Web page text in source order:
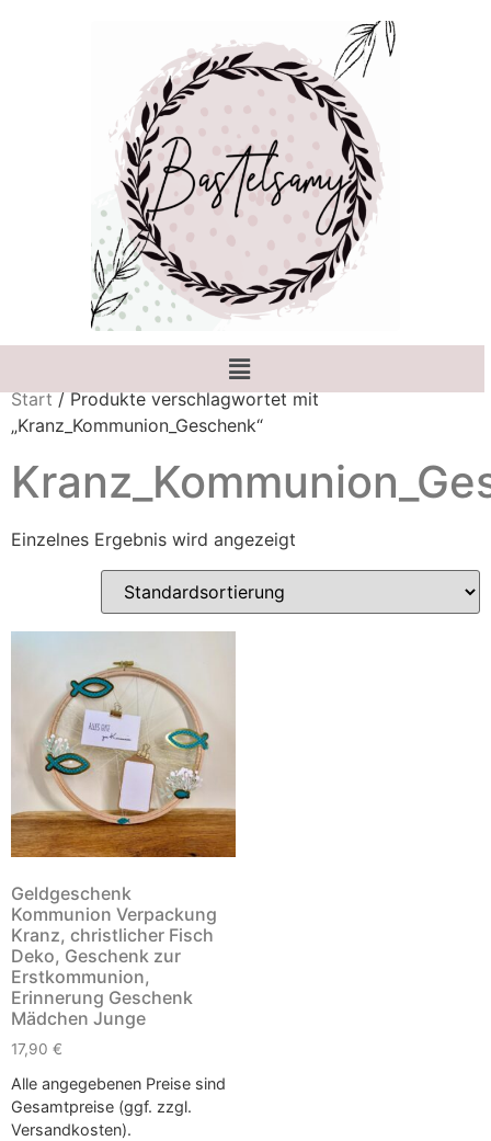
Start/ Produkte verschlagwortet mit
„Kranz_Kommunion_Geschenk“
Einzelnes Ergebnis wird angezeigt
Geldgeschenk
Kommunion Verpackung
Kranz, christlicher Fisch
Deko, Geschenk zur
Erstkommunion,
Erinnerung Geschenk
Mädchen Junge
17,90 €
Alle angegebenen Preise sind
Gesamtpreise (ggf. zzgl.
Versandkosten).